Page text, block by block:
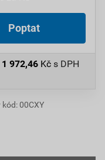
Poptat
1 972,46 Kč s DPH
00CXY